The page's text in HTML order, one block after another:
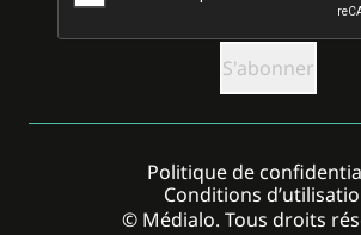
© Médialo. Tous droits
Politique de
Conditions